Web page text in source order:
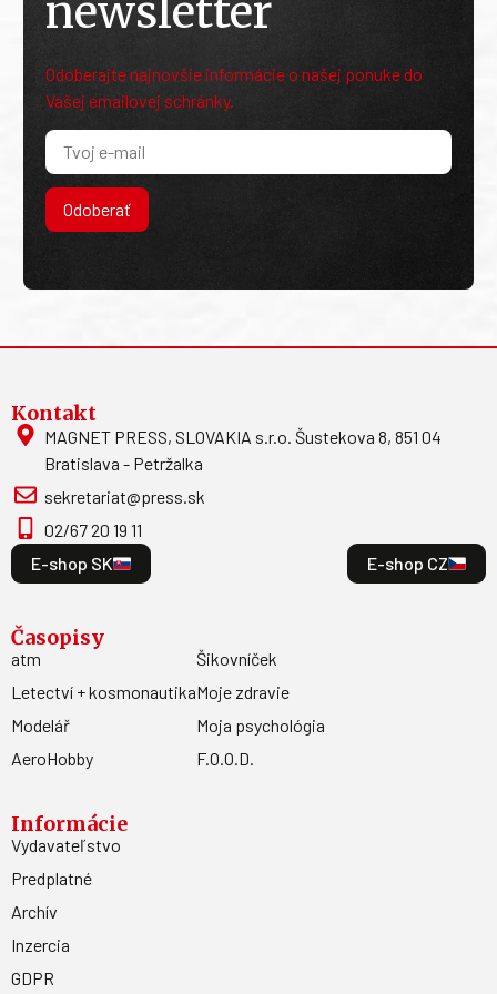
newsletter
Odoberajte najnovšie informácie o našej ponuke do
Vašej emailovej schránky.
Odoberať
Kontakt
MAGNET PRESS, SLOVAKIA s.r.o. Šustekova 8, 851 04
Bratislava - Petržalka
sekretariat@press.sk
02/67 20 19 11
E-shop SK
E-shop CZ
Časopisy
atm
Letectví + kosmonautika
Modelář
AeroHobby
Šikovníček
Moje zdravie
Moja psychológia
F.O.O.D.
Informácie
Vydavateľstvo
Predplatné
Archív
Inzercia
GDPR